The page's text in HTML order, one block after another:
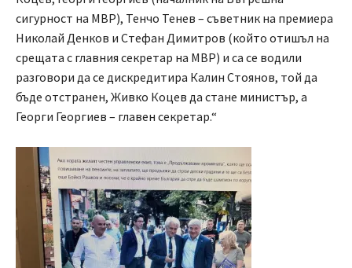
сигурност на МВР), Тенчо Тенев – съветник на премиера
Николай Денков и Стефан Димитров (който отишъл на
срещата с главния секретар на МВР) и са се водили
разговори да се дискредитира Калин Стоянов, той да
бъде отстранен, Живко Коцев да стане министър, а
Георги Георгиев – главен секретар.“